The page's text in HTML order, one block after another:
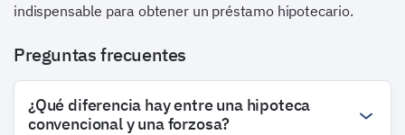
indispensable para obtener un préstamo hipotecario.
Preguntas frecuentes
¿Qué diferencia hay entre una hipoteca
convencional y una forzosa?